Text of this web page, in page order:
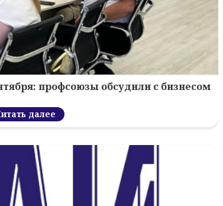
профсоюзы обсудили с бизнесом
далее